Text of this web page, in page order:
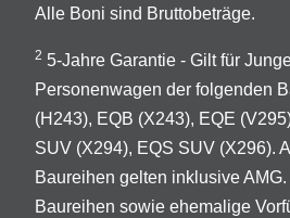
Alle Boni sind Bruttobeträge.
2 5-Jahre Garantie - Gilt für
Personenwagen der folgenden
(H243), EQB (X243), EQE
SUV (X294), EQS SUV (X296).
Baureihen gelten inklusive
Baureihen sowie ehemalige